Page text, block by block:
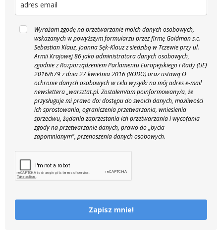
Wyrażam zgodę na przetwarzanie moich danych osobowych,
wskazanych w powyższym formularzu przez firmę Goldman s.c.
Sebastian Klauz, Joanna Sęk-Klauz z siedzibą w Tczewie przy ul.
Armii Krajowej 86 jako administratora danych osobowych,
zgodnie z Rozporządzeniem Parlamentu Europejskiego i Rady (UE)
2016/679 z dnia 27 kwietnia 2016 (RODO) oraz ustawą O
ochronie danych osobowych w celu wysyłki na mój adres e-mail
newslettera „warsztat.pl. Zostałem/am poinformowany/a, że
przysługuje mi prawo do: dostępu do swoich danych, możliwości
ich sprostowania, ograniczenia przetwarzania, wniesienia
sprzeciwu, żądania zaprzestania ich przetwarzania i wycofania
zgody na przetwarzanie danych, prawo do „bycia
zapomnianym", przenoszenia danych osobowych.
Zapisz mnie!